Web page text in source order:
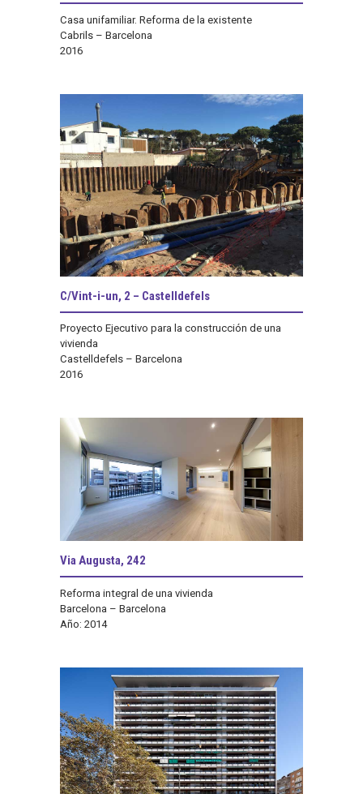
Casa unifamiliar. Reforma de la existente
Cabrils – Barcelona
2016
C/Vint-i-un, 2 – Castelldefels
Proyecto Ejecutivo para la construcción de una
vivienda
Castelldefels – Barcelona
2016
Via Augusta, 242
Reforma integral de una vivienda
Barcelona – Barcelona
Año: 2014